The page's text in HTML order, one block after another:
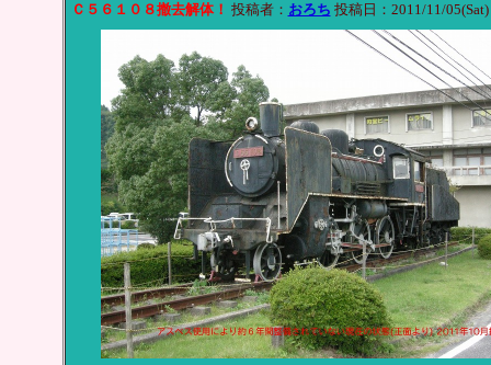
Ｃ５６１０８撤去解体！ 投稿者： おろち 投稿日：2011/11/